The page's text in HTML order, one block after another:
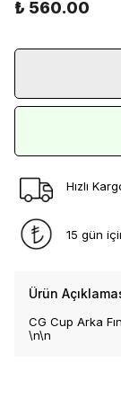
₺ 560.00
Hızlı
15 gün
Ürün
CG Cup Arka
\n\n